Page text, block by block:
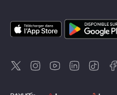
DayuseSingapour
DayuseSuède
DayuseThaïlande
DayuseNouvelle-Zélande
DayuseTurquie